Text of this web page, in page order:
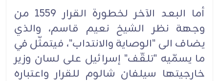
أما البعد الآخر لخطورة القرار 1559 من
وجهة نظر الشيخ نعيم قاسم، والذي
يضاف الى "الوصاية والانتداب"، فيتمثّل في
ما يسمّيه "تلقّف" إسرائيل على لسان وزير
خارجيتها سيلفان شالوم للقرار واعتباره